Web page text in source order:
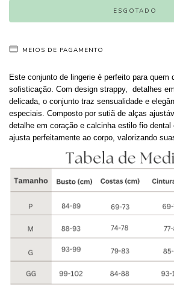
MEIOS DE PAGAMENTO
Este conjunto de lingerie é perfeito para quem
sofisticação. Com design strappy, detalhes
delicada, o conjunto traz sensualidade e
especiais. Composto por sutiã de alças
detalhe em coração e calcinha estilo fio dental
ajusta perfeitamente ao corpo, valorizando